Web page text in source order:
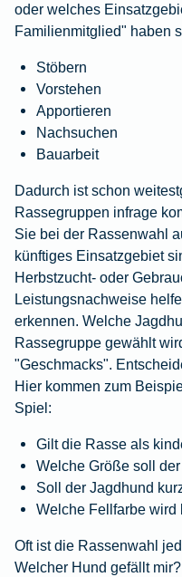
oder welches
Familienmitglied" haben
Stöbern
Vorstehen
Apportieren
Nachsuchen
Bauarbeit
Dadurch ist schon
Rassegruppen infrage
Sie bei der Rassenwahl
künftiges Einsatzgebiet
Herbstzucht- oder
Leistungsnachweise
erkennen. Welche
Rassegruppe gewählt
"Geschmacks".
Hier kommen zum
Spiel:
Gilt die Rasse als
Welche Größe soll
Soll der Jagdhund
Welche Fellfarbe wird
Oft ist die Rassenwahl
Welcher Hund gefällt